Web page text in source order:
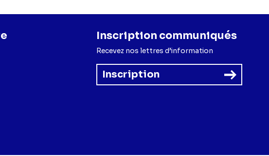
Inscription communiqués
Recevez nos lettres d’information
Inscription